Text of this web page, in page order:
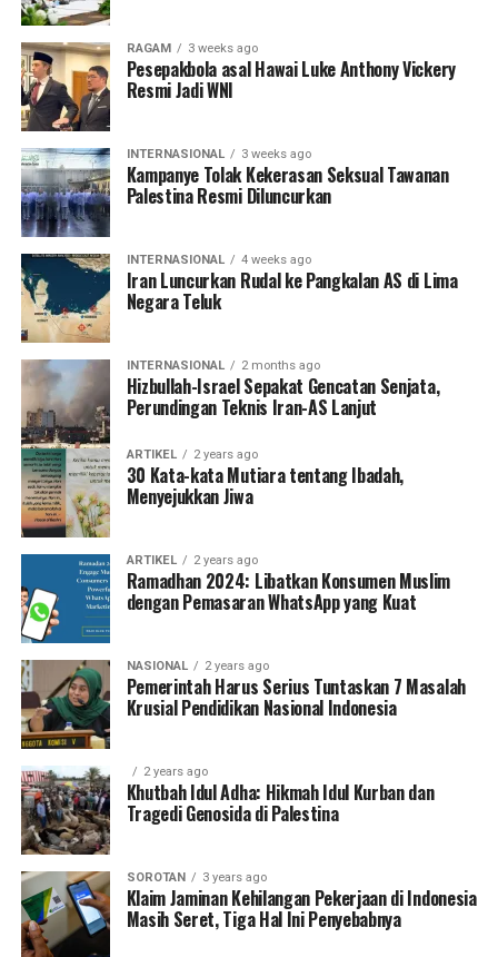
RAGAM 3 weeks ago
Pesepakbola asal Hawai Luke Anthony Vickery
Resmi Jadi WNI
INTERNASIONAL 3 weeks ago
Kampanye Tolak Kekerasan Seksual Tawanan
Palestina Resmi Diluncurkan
INTERNASIONAL 4 weeks ago
Iran Luncurkan Rudal ke Pangkalan AS di Lima
Negara Teluk
INTERNASIONAL 2 months ago
Hizbullah-Israel Sepakat Gencatan Senjata,
Perundingan Teknis Iran-AS Lanjut
ARTIKEL 2 years ago
30 Kata-kata Mutiara tentang Ibadah,
Menyejukkan Jiwa
ARTIKEL 2 years ago
Ramadhan 2024: Libatkan Konsumen Muslim
dengan Pemasaran WhatsApp yang Kuat
NASIONAL 2 years ago
Pemerintah Harus Serius Tuntaskan 7 Masalah
Krusial Pendidikan Nasional Indonesia
2 years ago
Khutbah Idul Adha: Hikmah Idul Kurban dan
Tragedi Genosida di Palestina
SOROTAN 3 years ago
Klaim Jaminan Kehilangan Pekerjaan di Indonesia
Masih Seret, Tiga Hal Ini Penyebabnya